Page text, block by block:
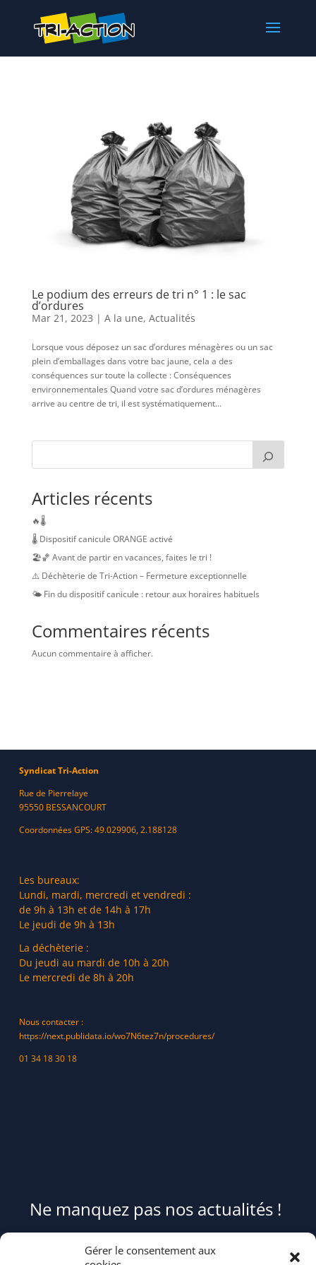
Gérer le consentement aux
Le podium des erreurs de tri n° 1 : le sac
d’ordures
Mar 21, 2023 | A la une, Actualités
Lorsque vous déposez un sac d’ordures ménagères ou un sac
plein d’emballages dans votre bac jaune, cela a des
conséquences sur toute la collecte : Conséquences
environnementales Quand votre sac d’ordures ménagères
arrive au centre de tri, il est systématiquement...
Articles récents
🔥🌡️
🌡️ Dispositif canicule ORANGE activé
🏖️🏀 Avant de partir en vacances, faites le tri !
⚠️ Déchèterie de Tri-Action – Fermeture exceptionnelle
🌤️ Fin du dispositif canicule : retour aux horaires habituels
Commentaires récents
Aucun commentaire à afficher.
Syndicat Tri-Action
Rue de Pierrelaye
95550 BESSANCOURT
Coordonnées GPS: 49.029906, 2.188128
Les bureaux:
Lundi, mardi, mercredi et vendredi :
de 9h à 13h et de 14h à 17h
Le jeudi de 9h à 13h
La déchèterie :
Du jeudi au mardi de 10h à 20h
Le mercredi de 8h à 20h
Nous contacter :
https://next.publidata.io/wo7N6tez7n/procedures/
01 34 18 30 18
Ne manquez pas nos actualités !
conseils et astuces pour mieux trier et réduire vos déchets,